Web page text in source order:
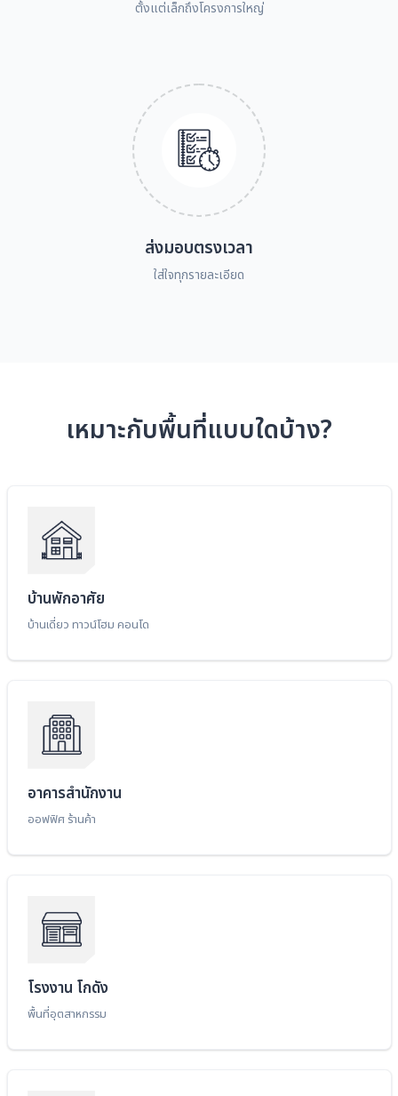
ตั้งแต่เล็กถึงโครงการใหญ่
ส่งมอบตรงเวลา
ใส่ใจทุกรายละเอียด
เหมาะกับพื้นที่แบบใดบ้าง?
บ้านพักอาศัย
บ้านเดี่ยว ทาวน์โฮม คอนโด
อาคารสำนักงาน
ออฟฟิศ ร้านค้า
โรงงาน โกดัง
พื้นที่อุตสาหกรรม